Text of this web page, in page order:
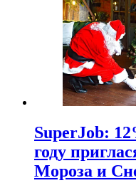
SuperJob:
году
Мороза и